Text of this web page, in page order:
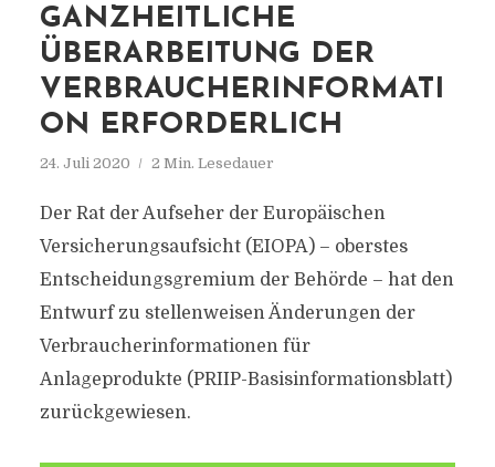
GANZHEITLICHE
ÜBERARBEITUNG DER
VERBRAUCHERINFORMATI
ON ERFORDERLICH
24. Juli 2020 2 Min. Lesedauer
Der Rat der Aufseher der Europäischen
Versicherungsaufsicht (EIOPA) – oberstes
Entscheidungsgremium der Behörde – hat den
Entwurf zu stellenweisen Änderungen der
Verbraucherinformationen für
Anlageprodukte (PRIIP-Basisinformationsblatt)
zurückgewiesen.